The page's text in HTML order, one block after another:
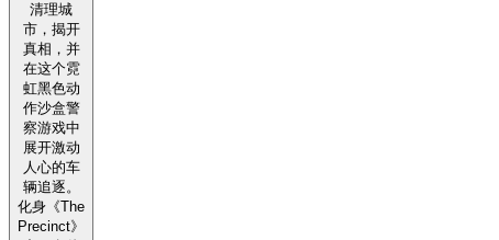
清理城
市，揭开
真相，并
在这个霓
虹黑色动
作沙盒警
察游戏中
展开激动
人心的车
辆追逐。
化身《The
Precinct》